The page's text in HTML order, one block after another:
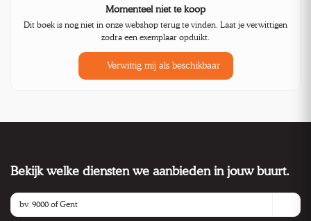
Momenteel niet te koop
Dit boek is nog niet in onze webshop terug te vinden. Laat je verwittigen
zodra een exemplaar opduikt.
Verwittig mij als beschikbaar
Bekijk welke diensten we aanbieden in jouw buurt.